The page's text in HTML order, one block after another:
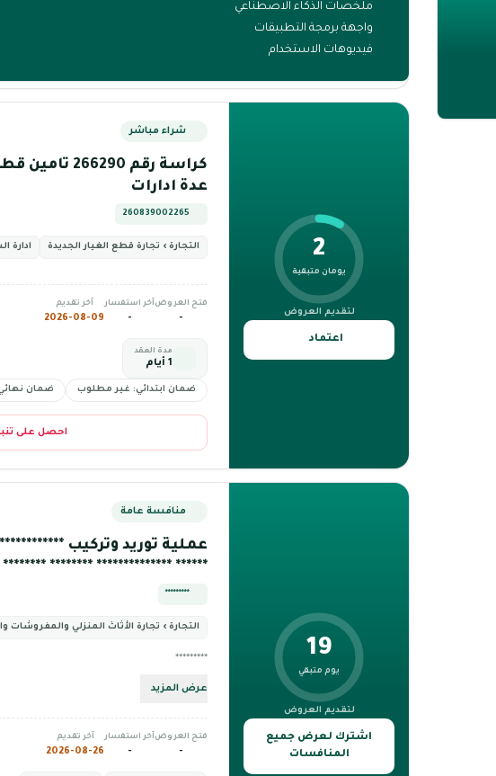
ملخصات الذكاء الاصطناعي
واجهة برمجة التطبيقات
فيديوهات الاستخدام
2
يومان متبقية
لتقديم العروض
اعتماد
شراء مباشر
كراسة رقم
عدة ادارات
260839002265
التجارة › تجارة قطع الغيار الجديدة ادارة
فتح العروض
-
آخر استفسار
-
آخر تقديم
2026-08-09
مدة العقد
1 أيام
ضمان ابتدائي: غير مطلوب ضمان
احصل على
19
يوم متبقي
لتقديم العروض
اشترك لعرض جميع
المنافسات
منافسة عامة
عملية توريد وتركيب
******** ******** **************
*********
التجارة › تجارة الأثاث المنزلي والمفروشات
*********
عرض المزيد
فتح العروض
-
آخر استفسار
-
آخر تقديم
2026-08-26